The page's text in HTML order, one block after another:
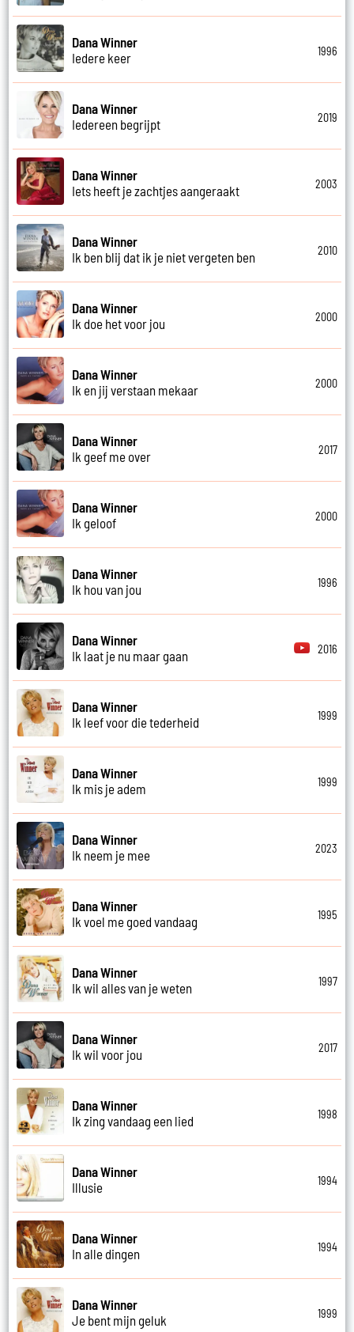
Dana Winner
Iedere keer
1996
Dana Winner
Iedereen begrijpt
2019
Dana Winner
Iets heeft je zachtjes aangeraakt
2003
Dana Winner
Ik ben blij dat ik je niet vergeten ben
2010
Dana Winner
Ik doe het voor jou
2000
Dana Winner
Ik en jij verstaan mekaar
2000
Dana Winner
Ik geef me over
2017
Dana Winner
Ik geloof
2000
Dana Winner
Ik hou van jou
1996
Dana Winner
Ik laat je nu maar gaan
2016
Dana Winner
Ik leef voor die tederheid
1999
Dana Winner
Ik mis je adem
1999
Dana Winner
Ik neem je mee
2023
Dana Winner
Ik voel me goed vandaag
1995
Dana Winner
Ik wil alles van je weten
1997
Dana Winner
Ik wil voor jou
2017
Dana Winner
Ik zing vandaag een lied
1998
Dana Winner
Illusie
1994
Dana Winner
In alle dingen
1994
Dana Winner
Je bent mijn geluk
1999